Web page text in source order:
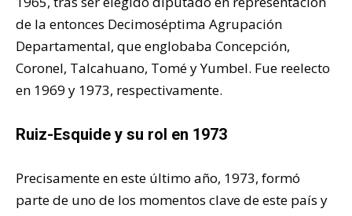
de la entonces Decimoséptima Agrupación
Departamental, que englobaba Concepción,
Coronel, Talcahuano, Tomé y Yumbel. Fue reelecto
en 1969 y 1973, respectivamente.
Ruiz-Esquide y su rol en 1973
Precisamente en este último año, 1973, formó
parte de uno de los momentos clave de este país y